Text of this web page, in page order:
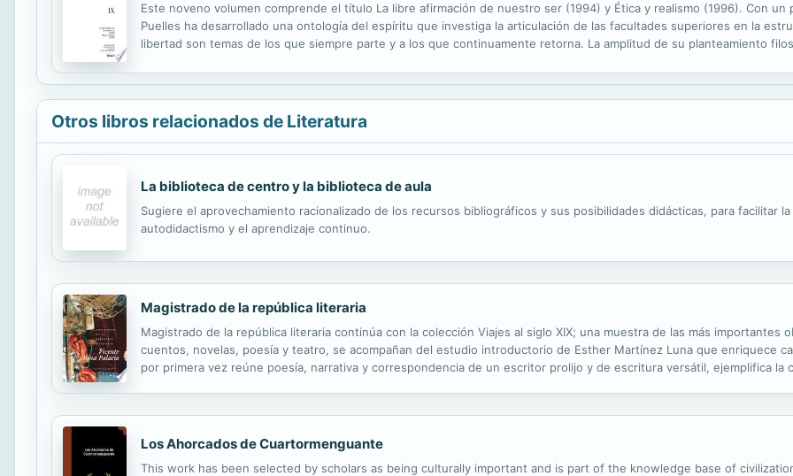
Este noveno volumen comprende el título La libre afirmación de nuestro ser (1994) y Ética y realismo (1996). Con
Puelles ha desarrollado una ontología del espíritu que investiga la articulación de las facultades superiores en la
libertad son temas de los que siempre parte y a los que continuamente retorna. La amplitud de su planteamiento
Otros libros relacionados de Literatura
La biblioteca de centro y la biblioteca de aula
Sugiere el aprovechamiento racionalizado de los recursos bibliográficos y sus posibilidades didácticas, para facilitar
autodidactismo y el aprendizaje continuo.
Magistrado de la república literaria
Magistrado de la república literaria continúa con la colección Viajes al siglo XIX; una muestra de las más importantes
cuentos, novelas, poesía y teatro, se acompañan del estudio introductorio de Esther Martínez Luna que enriquece
por primera vez reúne poesía, narrativa y correspondencia de un escritor prolijo y de escritura versátil, ejemplifica la
Los Ahorcados de Cuartormenguante
This work has been selected by scholars as being culturally important and is part of the knowledge base of